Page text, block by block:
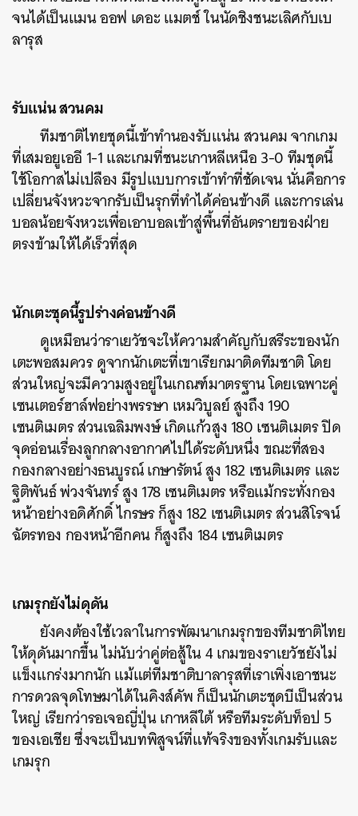
จนได้เป็นแมน ออฟ เดอะ แมตช์ ในนัดชิงชนะเลิศกับเบ
ลารุส
รับแน่น สวนคม
​ทีมชาติไทยชุดนี้เข้าทำนองรับแน่น สวนคม จากเกม
ที่เสมอยูเออี 1-1 และเกมที่ชนะเกาหลีเหนือ 3-0 ทีมชุดนี้
ใช้โอกาสไม่เปลือง มีรูปแบบการเข้าทำที่ชัดเจน นั่นคือการ
เปลี่ยนจังหวะจากรับเป็นรุกที่ทำได้ค่อนข้างดี และการเล่น
บอลน้อยจังหวะเพื่อเอาบอลเข้าสู่พื้นที่อันตรายของฝ่าย
ตรงข้ามให้ได้เร็วที่สุด
นักเตะชุดนี้รูปร่างค่อนข้างดี
​ดูเหมือนว่าราเยวัชจะให้ความสำคัญกับสรีระของนัก
เตะพอสมควร ดูจากนักเตะที่เขาเรียกมาติดทีมชาติ โดย
ส่วนใหญ่จะมีความสูงอยู่ในเกณฑ์มาตรฐาน โดยเฉพาะคู่
เซนเตอร์ฮาล์ฟอย่างพรรษา เหมวิบูลย์ สูงถึง 190
เซนติเมตร ส่วนเฉลิมพงษ์ เกิดแก้วสูง 180 เซนติเมตร ปิด
จุดอ่อนเรื่องลูกกลางอากาศไปได้ระดับหนึ่ง ขณะที่สอง
กองกลางอย่างธนบูรณ์ เกษารัตน์ สูง 182 เซนติเมตร และ
ฐิติพันธ์ พ่วงจันทร์ สูง 178 เซนติเมตร หรือแม้กระทั่งกอง
หน้าอย่างอดิศักดิ์ ไกรษร ก็สูง 182 เซนติเมตร ส่วนสิโรจน์
ฉัตรทอง กองหน้าอีกคน ก็สูงถึง 184 เซนติเมตร
เกมรุกยังไม่ดุดัน
​ยังคงต้องใช้เวลาในการพัฒนาเกมรุกของทีมชาติไทย
ให้ดุดันมากขึ้น ไม่นับว่าคู่ต่อสู้ใน 4 เกมของราเยวัชยังไม่
แข็งแกร่งมากนัก แม้แต่ทีมชาติบาลารุสที่เราเพิ่งเอาชนะ
การดวลจุดโทษมาได้ในคิงส์คัพ ก็เป็นนักเตะชุดบีเป็นส่วน
ใหญ่ เรียกว่ารอเจอญี่ปุ่น เกาหลีใต้ หรือทีมระดับท็อป 5
ของเอเชีย ซึ่งจะเป็นบทพิสูจน์ที่แท้จริงของทั้งเกมรับและ
เกมรุก
ค้นหา
SHARE TWEET LINE EMAIL